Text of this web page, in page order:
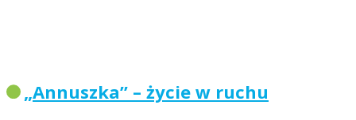
„Annuszka” – życie w ruchu